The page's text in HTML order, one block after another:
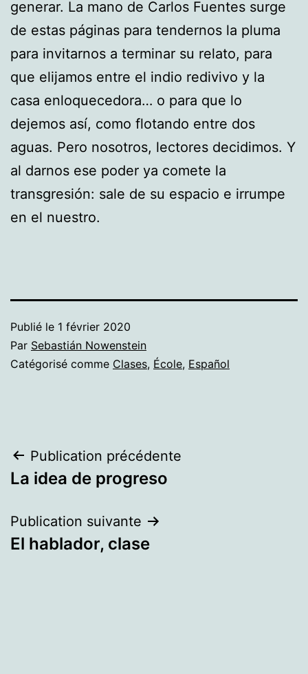
generar. La mano de Carlos Fuentes surge
de estas páginas para tendernos la pluma
para invitarnos a terminar su relato, para
que elijamos entre el indio redivivo y la
casa enloquecedora… o para que lo
dejemos así, como flotando entre dos
aguas. Pero nosotros, lectores decidimos. Y
al darnos ese poder ya comete la
transgresión: sale de su espacio e irrumpe
en el nuestro.
Publié le 1 février 2020
Par Sebastián Nowenstein
Catégorisé comme Clases, École, Español
Navigation
de
l’article
Publication précédente
La idea de progreso
Publication suivante
El hablador, clase